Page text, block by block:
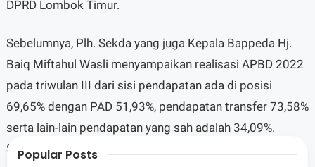
DPRD Lombok Timur.
Sebelumnya, Plh. Sekda yang juga Kepala Bappeda Hj.
Baiq Miftahul Wasli menyampaikan realisasi APBD 2022
pada triwulan III dari sisi pendapatan ada di posisi
69,65% dengan PAD 51,93%, pendapatan transfer 73,58%
serta lain-lain pendapatan yang sah adalah 34,09%.
Sementara itu dari sisi belanja ada di angka 60,75%.
Popular Posts